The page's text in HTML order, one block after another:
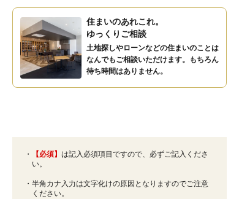
住まいのあれこれ。
ゆっくりご相談
土地探しやローンなどの住まいのことは
なんでもご相談いただけます。もちろん
待ち時間はありません。
・ 【必須】 は記入必須項目ですので、必ずご記入くださ
い。
・半角カナ入力は文字化けの原因となりますのでご注意
ください。